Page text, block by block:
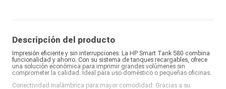
Resolución de escáner (dpi):Hasta 1200 x 1200 dpi
Incluye tintas:
Si
Pantalla: 1.2-inch iCON LCD Display
Tipo de suministro:Botella de tinta
Tinta compatible:GT53/GT52
Formatos aptos:A4; B5; A6; Sobre DL, legal
Descripción del producto
Impresión eficiente y sin interrupciones: La HP Smart Tank 580 combina
funcionalidad y ahorro. Con su sistema de tanques recargables, ofrece
una solución económica para imprimir grandes volúmenes sin
comprometer la calidad. Ideal para uso doméstico o pequeñas oficinas.
Conectividad inalámbrica para mayor comodidad: Gracias a su